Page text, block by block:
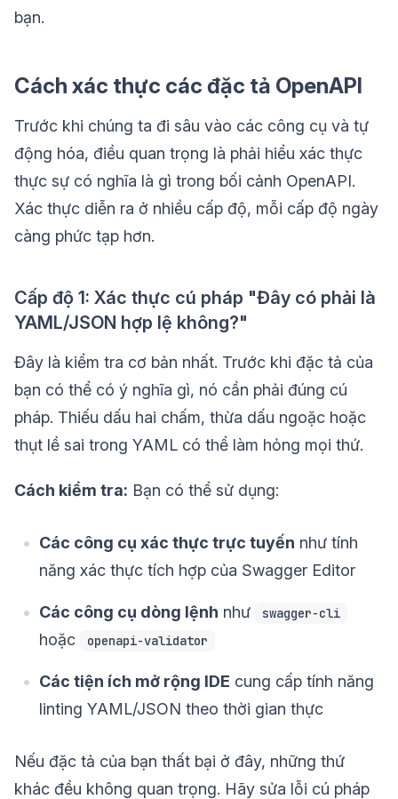
bạn.
Cách xác thực các đặc tả OpenAPI
Trước khi chúng ta đi sâu vào các công cụ và tự
động hóa, điều quan trọng là phải hiểu xác thực
thực sự có nghĩa là gì trong bối cảnh OpenAPI.
Xác thực diễn ra ở nhiều cấp độ, mỗi cấp độ ngày
càng phức tạp hơn.
Cấp độ 1: Xác thực cú pháp "Đây có phải là
YAML/JSON hợp lệ không?"
Đây là kiểm tra cơ bản nhất. Trước khi đặc tả của
bạn có thể có ý nghĩa gì, nó cần phải đúng cú
pháp. Thiếu dấu hai chấm, thừa dấu ngoặc hoặc
thụt lề sai trong YAML có thể làm hỏng mọi thứ.
Cách kiểm tra: Bạn có thể sử dụng:
Các công cụ xác thực trực tuyến như tính
năng xác thực tích hợp của Swagger Editor
Các công cụ dòng lệnh như swagger-cli
hoặc openapi-validator
Các tiện ích mở rộng IDE cung cấp tính năng
linting YAML/JSON theo thời gian thực
Nếu đặc tả của bạn thất bại ở đây, những thứ
khác đều không quan trọng. Hãy sửa lỗi cú pháp